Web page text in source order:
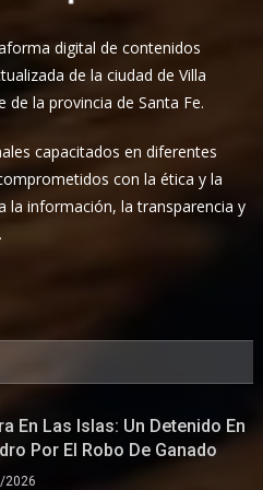
digital de contenidos
de la ciudad de Villa
la provincia de Santa Fe.
capacitados en diferentes
con la ética y la
la información, la transparencia y
En Las Islas: Un Detenido En
Por El Robo De Ganado
2026